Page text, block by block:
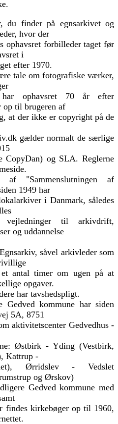
du finder på egnsarkivet og
hvor der
ophavsret forbilleder taget før
i
efter 1970.
tale om fotografiske værker,
har ophavsret 70 år efter
op til brugeren af
at der ikke er copyright på de
gælder normalt de særlige
og SLA. Reglerne
af "Sammenslutningen af
1949 har
i Danmark, således
vejledninger til arkivdrift,
og uddannelse
såvel arkivleder som
antal timer om ugen på at
opgaver.
har tavshedspligt.
Gedved kommune har siden
5A, 8751
aktivitetscenter Gedvedhus -
Østbirk - Yding (Vestbirk,
Kattrup -
Ørridslev - Vedslet
og Ørskov)
Gedved kommune med
findes kirkebøger op til 1960,